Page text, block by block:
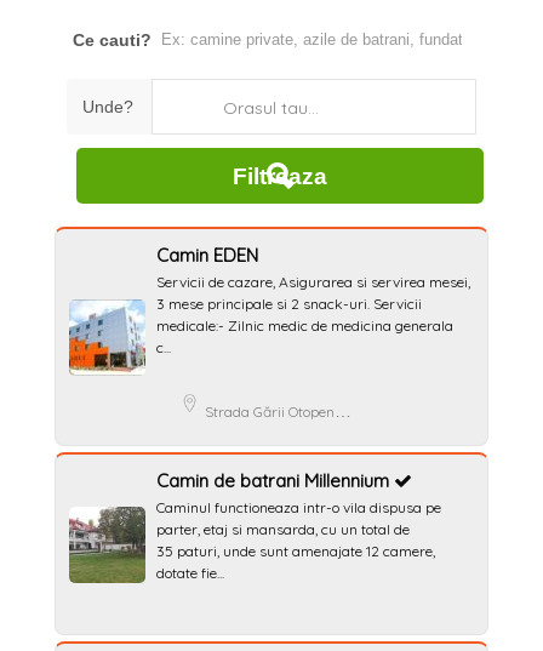
Ce cauti?
Unde? Orasul tau...
Camin EDEN
Servicii de cazare, Asigurarea si servirea mesei,
3 mese principale si 2 snack-uri. Servicii
medicale:- Zilnic medic de medicina generala
c...
Strada Gării Otopeni 62, Otopeni, România
Camin de batrani Millennium
Caminul functioneaza intr-o vila dispusa pe
parter, etaj si mansarda, cu un total de
35 paturi, unde sunt amenajate 12 camere,
dotate fie...